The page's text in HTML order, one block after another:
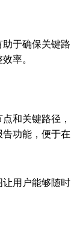
于确保关键路
率。
和关键路径，
功能，便于在
用户能够随时